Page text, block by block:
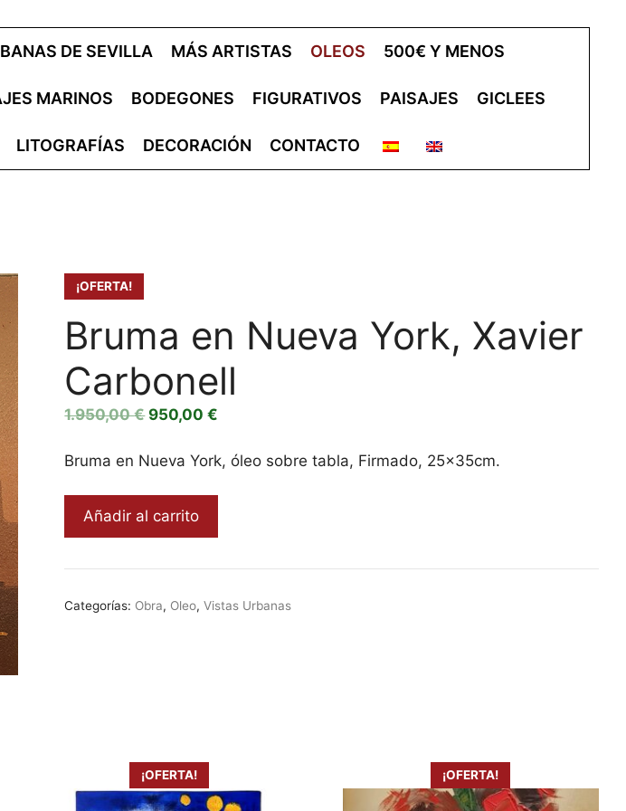
DE SEVILLA MÁS ARTISTAS OLEOS 500€ Y MENOS
MARINOS BODEGONES FIGURATIVOS PAISAJES GICLEES
LITOGRAFÍAS DECORACIÓN CONTACTO
¡OFERTA!
Bruma en Nueva York, Xavier
Carbonell
1.950,00€ El
original
950,00€
actual
Bruma en Nueva York, óleo sobre tabla, Firmado, 25x35cm.
Bruma
York,
Carbonell
Añadir al carrito
Categorías: Obra, Oleo,Vistas Urbanas
¡OFERTA! ¡OFERTA!